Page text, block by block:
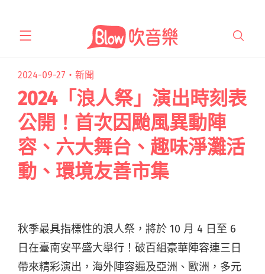
2024-09-27・ 新聞
2024「浪人祭」演出時刻表
公開！首次因颱風異動陣
容、六大舞台、趣味淨灘活
動、環境友善市集
秋季最具指標性的浪人祭，將於 10 月 4 日至 6
日在臺南安平盛大舉行！破百組豪華陣容連三日
帶來精彩演出，海外陣容遍及亞洲、歐洲，多元